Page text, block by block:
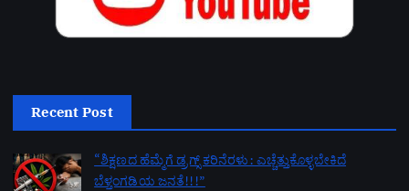
Recent Post
“ಶಿಕ್ಷಣದ ಹೆಮ್ಮೆಗೆ ಡ್ರಗ್ಸ್ ಕರಿನೆರಳು: ಎಚ್ಚೆತ್ತುಕೊಳ್ಳಬೇಕಿದೆ
ಬೆಳ್ತಂಗಡಿಯ ಜನತೆ!!!”